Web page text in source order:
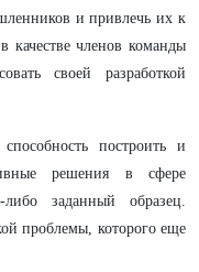
и привлечь их к
качестве членов команды
своей разработкой
построить и
решения в сфере
заданный образец.
проблемы, которого еще